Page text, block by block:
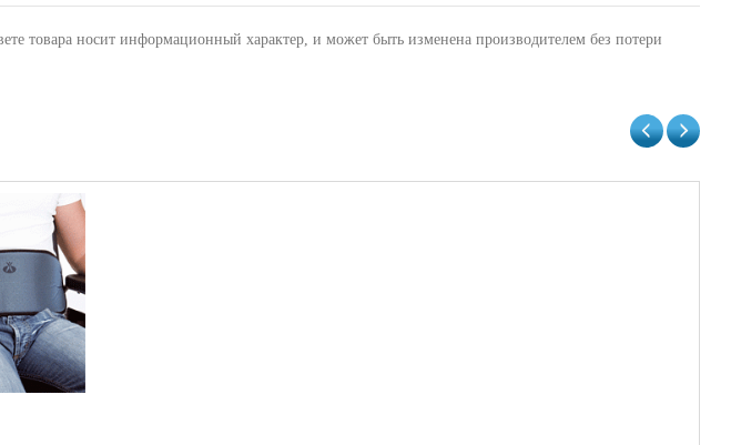
товара носит информационный характер, и может быть изменена производителем без потери